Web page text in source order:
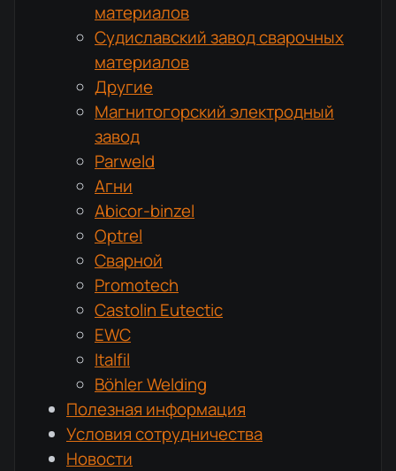
материалов
Судиславский завод сварочных
материалов
Другие
Магнитогорский электродный
завод
Parweld
Агни
Abicor-binzel
Optrel
Сварной
Promotech
Castolin Eutectic
EWC
Italfil
Böhler Welding
Полезная информация
Условия сотрудничества
Новости